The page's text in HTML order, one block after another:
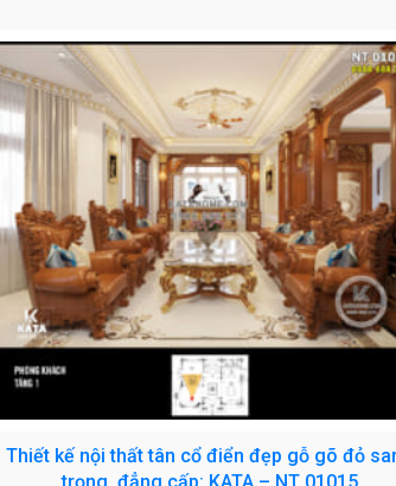
Thiết kế nội thất tân cổ điển đẹp gỗ gõ đỏ